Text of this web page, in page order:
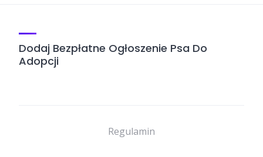
Dodaj Bezpłatne Ogłoszenie Psa Do
Adopcji
Regulamin